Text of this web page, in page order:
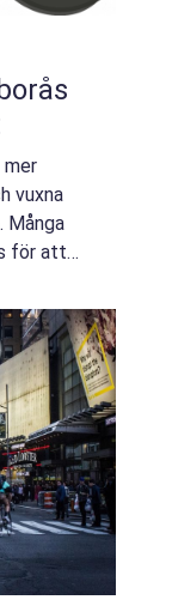
vuxna
Många
för att
...